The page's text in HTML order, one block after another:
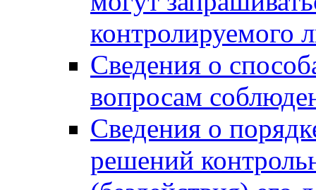
контролируемого
Сведения о
вопросам
Сведения о
решений